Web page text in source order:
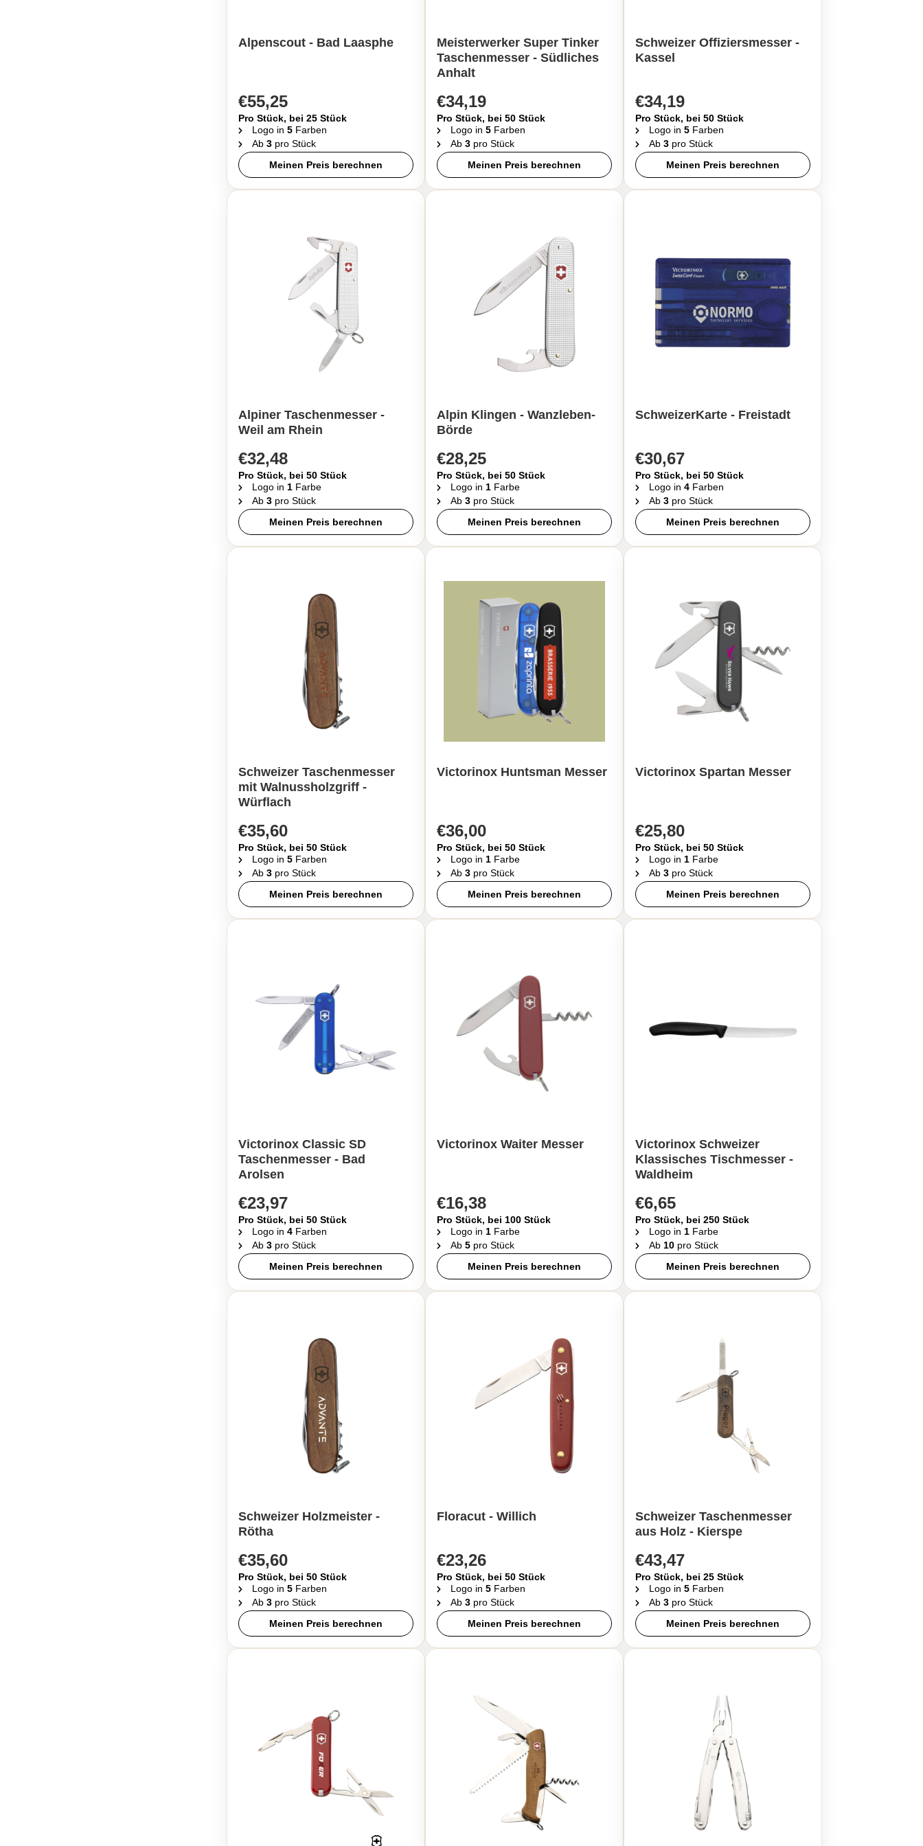
Alpenscout - Bad Laasphe
€55,25
Pro Stück, bei 25 Stück
Logo in 5 Farben
Ab 3 pro Stück
Meinen Preis berechnen
Meisterwerker Super Tinker
Taschenmesser - Südliches
Anhalt
€34,19
Pro Stück, bei 50 Stück
Logo in 5Farben
Ab 3pro Stück
Meinen Preis berechnen
Schweizer Offiziersmesser -
Kassel
€34,19
Pro Stück, bei 50 Stück
Logo in 5Farben
Ab 3pro Stück
Meinen Preis berechnen
Alpiner Taschenmesser -
Weil am Rhein
€32,48
Pro Stück, bei 50 Stück
Logo in 1 Farbe
Ab 3 pro Stück
Meinen Preis berechnen
Alpin Klingen - Wanzleben-
Börde
€28,25
Pro Stück, bei 50 Stück
Logo in 1Farbe
Ab 3pro Stück
Meinen Preis berechnen
SchweizerKarte - Freistadt
€30,67
Pro Stück, bei 50 Stück
Logo in 4Farben
Ab 3pro Stück
Meinen Preis berechnen
Schweizer Taschenmesser
mit Walnussholzgriff -
Würflach
€35,60
Pro Stück, bei 50 Stück
Logo in 5 Farben
Ab 3 pro Stück
Meinen Preis berechnen
Victorinox Huntsman Messer
€36,00
Pro Stück, bei 50 Stück
Logo in 1Farbe
Ab 3pro Stück
Meinen Preis berechnen
Victorinox Spartan Messer
€25,80
Pro Stück, bei 50 Stück
Logo in 1Farbe
Ab 3pro Stück
Meinen Preis berechnen
Victorinox Classic SD
Taschenmesser - Bad
Arolsen
€23,97
Pro Stück, bei 50 Stück
Logo in 4 Farben
Ab 3 pro Stück
Meinen Preis berechnen
Victorinox Waiter Messer
€16,38
Pro Stück, bei 100 Stück
Logo in 1Farbe
Ab 5pro Stück
Meinen Preis berechnen
Victorinox Schweizer
Klassisches Tischmesser -
Waldheim
€6,65
Pro Stück, bei 250 Stück
Logo in 1Farbe
Ab 10pro Stück
Meinen Preis berechnen
Schweizer Holzmeister -
Rötha
€35,60
Pro Stück, bei 50 Stück
Logo in 5 Farben
Ab 3 pro Stück
Meinen Preis berechnen
Floracut - Willich
€23,26
Pro Stück, bei 50 Stück
Logo in 5Farben
Ab 3pro Stück
Meinen Preis berechnen
Schweizer Taschenmesser
aus Holz - Kierspe
€43,47
Pro Stück, bei 25 Stück
Logo in 5Farben
Ab 3pro Stück
Meinen Preis berechnen